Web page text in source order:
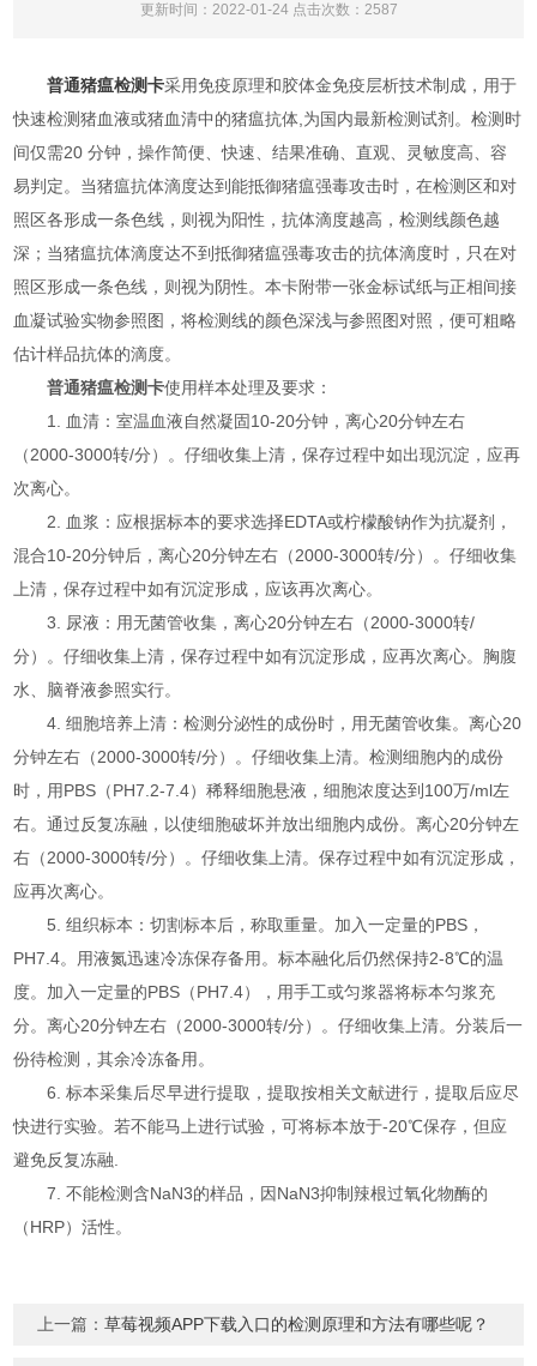
更新时间：2022-01-24 点击次数：2587
普通猪瘟检测卡采用免疫原理和胶体金免疫层析技术制成，用于
快速检测猪血液或猪血清中的猪瘟抗体,为国内最新检测试剂。检测时
间仅需20 分钟，操作简便、快速、结果准确、直观、灵敏度高、容
易判定。当猪瘟抗体滴度达到能抵御猪瘟强毒攻击时，在检测区和对
照区各形成一条色线，则视为阳性，抗体滴度越高，检测线颜色越
深；当猪瘟抗体滴度达不到抵御猪瘟强毒攻击的抗体滴度时，只在对
照区形成一条色线，则视为阴性。本卡附带一张金标试纸与正相间接
血凝试验实物参照图，将检测线的颜色深浅与参照图对照，便可粗略
估计样品抗体的滴度。
普通猪瘟检测卡使用样本处理及要求：
1. 血清：室温血液自然凝固10-20分钟，离心20分钟左右
（2000-3000转/分）。仔细收集上清，保存过程中如出现沉淀，应再
次离心。
2. 血浆：应根据标本的要求选择EDTA或柠檬酸钠作为抗凝剂，
混合10-20分钟后，离心20分钟左右（2000-3000转/分）。仔细收集
上清，保存过程中如有沉淀形成，应该再次离心。
3. 尿液：用无菌管收集，离心20分钟左右（2000-3000转/
分）。仔细收集上清，保存过程中如有沉淀形成，应再次离心。胸腹
水、脑脊液参照实行。
4. 细胞培养上清：检测分泌性的成份时，用无菌管收集。离心20
分钟左右（2000-3000转/分）。仔细收集上清。检测细胞内的成份
时，用PBS（PH7.2-7.4）稀释细胞悬液，细胞浓度达到100万/ml左
右。通过反复冻融，以使细胞破坏并放出细胞内成份。离心20分钟左
右（2000-3000转/分）。仔细收集上清。保存过程中如有沉淀形成，
应再次离心。
5. 组织标本：切割标本后，称取重量。加入一定量的PBS，
PH7.4。用液氮迅速冷冻保存备用。标本融化后仍然保持2-8℃的温
度。加入一定量的PBS（PH7.4），用手工或匀浆器将标本匀浆充
分。离心20分钟左右（2000-3000转/分）。仔细收集上清。分装后一
份待检测，其余冷冻备用。
6. 标本采集后尽早进行提取，提取按相关文献进行，提取后应尽
快进行实验。若不能马上进行试验，可将标本放于-20℃保存，但应
避免反复冻融.
7. 不能检测含NaN3的样品，因NaN3抑制辣根过氧化物酶的
（HRP）活性。
上一篇：草莓视频APP下载入口的检测原理和方法有哪些呢？